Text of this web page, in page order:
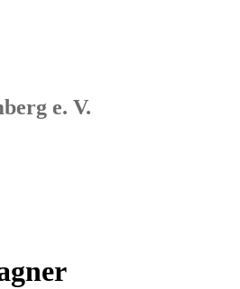
e. V.